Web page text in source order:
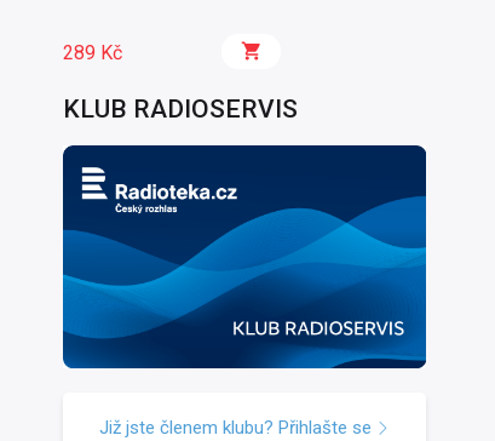
289 Kč
KLUB RADIOSERVIS
Již jste členem klubu? Přihlašte se